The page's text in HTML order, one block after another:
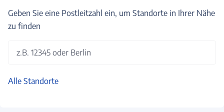
Geben Sie eine Postleitzahl ein, um Standorte in Ihrer Nähe
zu finden
z.B. 12345 oder Berlin
Alle Standorte